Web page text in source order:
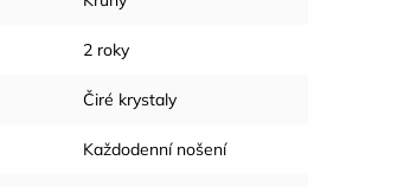
2 roky
Čiré krystaly
Každodenní nošení